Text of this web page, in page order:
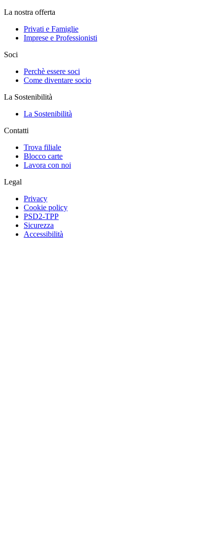
La nostra offerta
Privati e Famiglie
Imprese e Professionisti
Soci
Perchè essere soci
Come diventare socio
La Sostenibilità
La Sostenibilità
Contatti
Trova filiale
Blocco carte
Lavora con noi
Legal
Privacy
Cookie policy
PSD2-TPP
Sicurezza
Accessibilità